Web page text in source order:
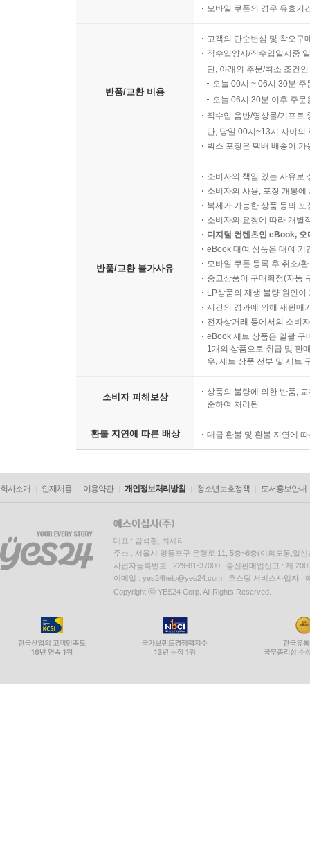
모바일 쿠폰의 경우 유효기
반품/교환 비용
고객의 단순변심 및 착오구
직수입양서/직수입일서중
단, 아래의 주문/취소 조건
오늘 00시 ~ 06시 30분
오늘 06시 30분 이후 주
직수입 음반/영상물/기프트
단, 당일 00시~13시 사이의
박스 포장은 택배 배송이
반품/교환 불가사유
소비자의 책임 있는 사유로
소비자의 사용, 포장 개봉
복제가 가능한 상품 등의
소비자의 요청에 따라 개별
디지털 컨텐츠인 eBook,
eBook 대여 상품은 대여 기
모바일 쿠폰 등록 후 취소/
중고상품이 구매확정(자동
LP상품의 재생 불량 원인
시간의 경과에 의해 재판매
전자상거래 등에서의 소비
eBook 세트 상품은 일괄 구
1개의 상품으로 취급 및 판
우, 세트 상품 전부 및 세트
소비자 피해보상
상품의 불량에 의한 반품,
준하여 처리됨
환불 지연에 따른 배상 대금 환불 및 환불 지연에
회사소개 인재채용 이용약관 개인정보처리방침 청소년보호정책 도서홍보안내
대표 : 김석환, 최세라
주소 : 서울시 영등포구 은행로 11, 5층~6층(여의도동,일신
사업자등록번호 : 229-81-37000 통신판매업신고 : 제
이메일 : yes24help@yes24.com 호스팅 서비스사업자 :
Copyright ⓒ YES24 Corp. All Rights Reserved.